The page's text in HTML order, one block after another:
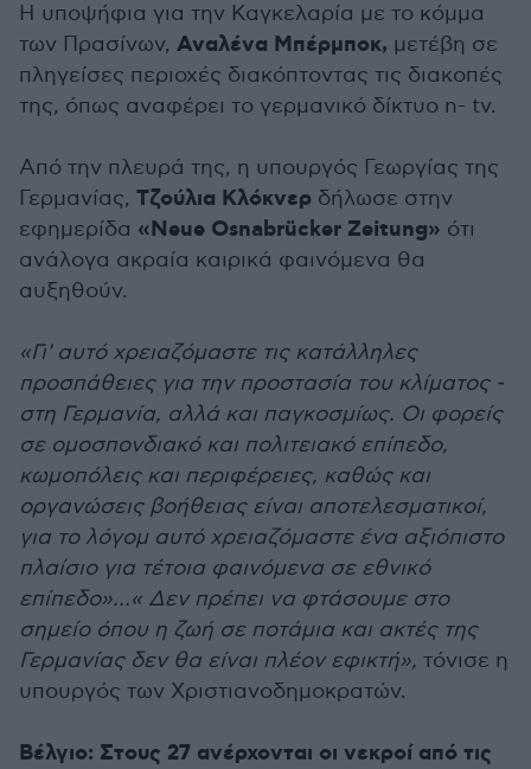
Η υποψήφια για την Καγκελαρία με το κόμμα
των Πρασίνων, Αναλένα Μπέρμποκ, μετέβη σε
πληγείσες περιοχές διακόπτοντας τις διακοπές
της, όπως αναφέρει το γερμανικό δίκτυο n- tv.
Από την πλευρά της, η υπουργός Γεωργίας της
Γερμανίας, Τζούλια Κλόκνερ δήλωσε στην
εφημερίδα «Neue Osnabrücker Zeitung» ότι
ανάλογα ακραία καιρικά φαινόμενα θα
αυξηθούν.
«Γι' αυτό χρειαζόμαστε τις κατάλληλες
προσπάθειες για την προστασία του κλίματος -
στη Γερμανία, αλλά και παγκοσμίως. Οι φορείς
σε ομοσπονδιακό και πολιτειακό επίπεδο,
κωμοπόλεις και περιφέρειες, καθώς και
οργανώσεις βοήθειας είναι αποτελεσματικοί,
για το λόγομ αυτό χρειαζόμαστε ένα αξιόπιστο
πλαίσιο για τέτοια φαινόμενα σε εθνικό
επίπεδο»...« Δεν πρέπει να φτάσουμε στο
σημείο όπου η ζωή σε ποτάμια και ακτές της
Γερμανίας δεν θα είναι πλέον εφικτή», τόνισε η
υπουργός των Χριστιανοδημοκρατών.
Βέλγιο: Στους 27 ανέρχονται οι νεκροί από τις